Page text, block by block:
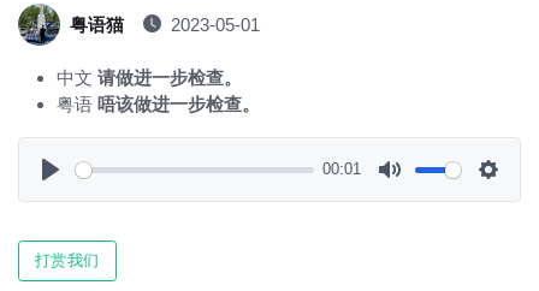
粤语猫 2023-05-01
中文 请做进一步检查。
粤语 唔该做进一步检查。
00:01
打赏我们